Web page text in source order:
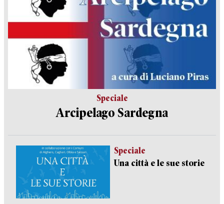
Speciale
Arcipelago Sardegna
Speciale
Una città e le sue storie